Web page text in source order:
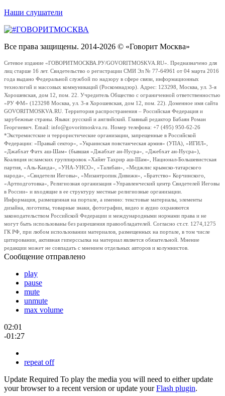
Наши слушатели
Все права защищены. 2014-2026 © «Говорит Москва»
Сетевое издание «ГОВОРИТМОСКВА.РУ/GOVORITMOSKVA.RU». Предназначено для
лиц старше 16 лет. Свидетельство о регистрации СМИ Эл № 77-64961 от 04 марта 2016
года выдано Федеральной службой по надзору в сфере связи, информационных
технологий и массовых коммуникаций (Роскомнадзор). Адрес: 123298, Москва, ул. 3-я
Хорошевская, дом 12, пом. 22. Учредитель Общество с ограниченной ответственностью
«РУ ФМ» (123298 Москва, ул. 3-я Хорошевская, дом 12, пом. 22). Доменное имя сайта
GOVORITMOSKVA.RU. Территория распространения – Российская Федерация и
зарубежные страны. Языки: русский и английский. Главный редактор Бабаян Роман
Георгиевич. Email: info@govoritmoskva.ru. Номер телефона: +7 (495) 950-62-26
*Экстремистские и террористические организации, запрещенные в Российской
Федерации: «Правый сектор», «Украинская повстанческая армия» (УПА), «ИГИЛ»,
«Джабхат Фатх аш-Шам» (бывшая «Джабхат ан-Нусра», «Джебхат ан-Нусра»),
Коалиция исламских группировок «Хайят Тахрир аш-Шам», Национал-Большевистская
партия, «Аль-Каида», «УНА-УНСО», «Талибан», «Меджлис крымско-татарского
народа», «Свидетели Иеговы», «Мизантропик Дивижн», «Братство» Корчинского,
«Артподготовка», Религиозная организация «Управленческий центр Свидетелей Иеговы
в России» и входящие в ее структуру местные религиозные организации.
Информация, размещенная на портале, а именно: текстовые материалы, элементы
дизайна, логотипы, товарные знаки, фотографии, видео и аудио охраняются
законодательством Российской Федерации и международными нормами права и не
могут быть использованы без разрешения правообладателей. Согласно ст.ст. 1274,1275
ГК РФ, при любом использовании материалов, размещенных на портале, в том числе
цитировании, активная гиперссылка на материал является обязательной. Мнение
редакции может не совпадать с мнением отдельных авторов и колумнистов.
Сообщение отправлено
play
pause
mute
unmute
max volume
02:01
-01:27
repeat off
Update Required To play the media you will need to either update
your browser to a recent version or update yourFlash plugin.